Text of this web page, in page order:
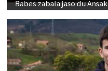
Babes zabala jaso du Ansak